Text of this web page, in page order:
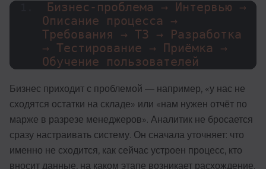
Бизнес-проблема → Интервью →
Описание процесса →
Требования → ТЗ → Разработка
→ Тестирование → Приёмка →
Обучение пользователей
Бизнес приходит с проблемой — например, «у нас не
сходятся остатки на складе» или «нам нужен отчёт по
марже в разрезе менеджеров». Аналитик не бросается
сразу настраивать систему. Он сначала уточняет: что
именно не сходится, как сейчас устроен процесс, кто
вносит данные, на каком этапе возникает расхождение.